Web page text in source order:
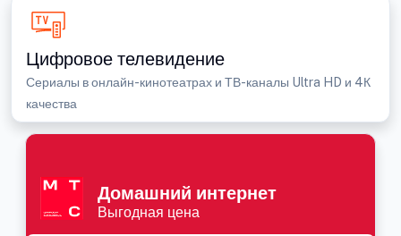
Цифровое телевидение
Сериалы в онлайн-кинотеатрах и ТВ-каналы Ultra HD и 4К
качества
Домашний интернет
Выгодная цена